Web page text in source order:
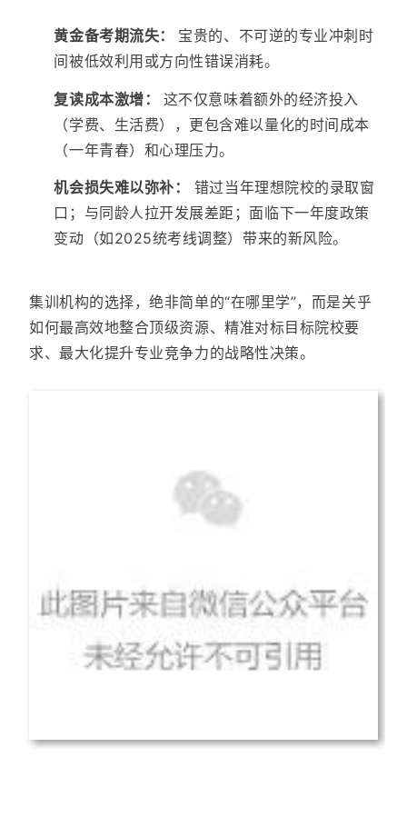
黄金备考期流失：
宝贵的、不可逆的专业冲刺时
间被低效利用或方向性错误消耗。
复读成本激增：
这不仅意味着额外的经济投入
（学费、生活费），更包含难以量化的时间成本
（一年青春）和心理压力。
机会损失难以弥补：
错过当年理想院校的录取窗
口；与同龄人拉开发展差距；面临下一年度政策
变动（如2025统考线调整）带来的新风险。
集训机构的选择，绝非简单的“在哪里学”，而是关乎
如何最高效地整合顶级资源、精准对标目标院校要
求、最大化提升专业竞争力的战略性决策。